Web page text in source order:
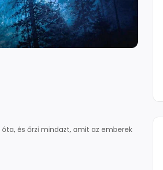
és őrzi mindazt, amit az emberek